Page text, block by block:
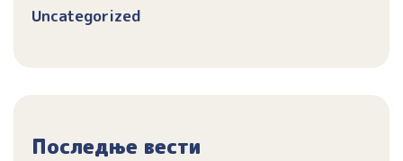
Uncategorized
Последње вести